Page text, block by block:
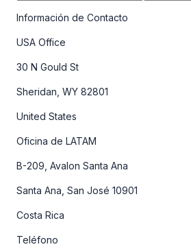
Información de Contacto
USA Office
30 N Gould St
Sheridan, WY 82801
United States
Oficina de LATAM
B-209, Avalon Santa Ana
Santa Ana, San José 10901
Costa Rica
Teléfono